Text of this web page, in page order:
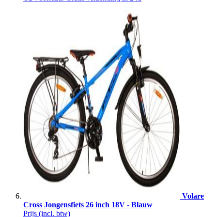
Volare
Cross Jongensfiets 26 inch 18V - Blauw
Prijs (incl. btw)